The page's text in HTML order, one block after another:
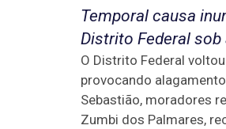
Temporal causa
Distrito Federal
O Distrito Federal
provocando
Sebastião, moradores
Zumbi dos Palmares,